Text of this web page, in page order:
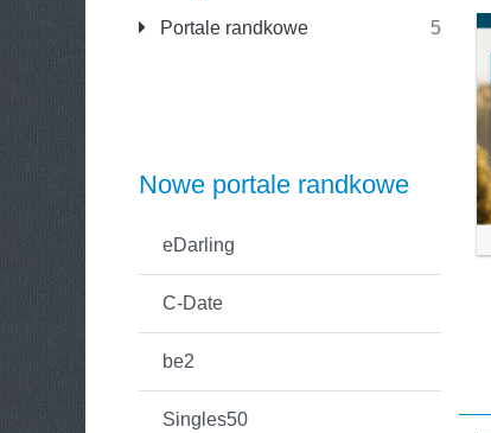
Portale randkowe 5
Nowe portale randkowe
eDarling
C-Date
be2
Singles50